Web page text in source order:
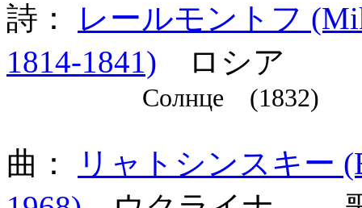
詩：
レールモントフ
1814-1841) ロシア
Солнце (1832)
曲：
リャトシンスキー